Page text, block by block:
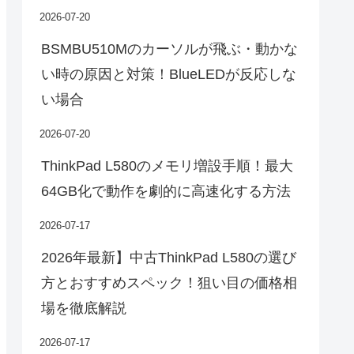
2026-07-20
BSMBU510Mのカーソルが飛ぶ・動かな
い時の原因と対策！BlueLEDが反応しな
い場合
2026-07-20
ThinkPad L580のメモリ増設手順！最大
64GB化で動作を劇的に高速化する方法
2026-07-17
2026年最新】中古ThinkPad L580の選び
方とおすすめスペック！狙い目の価格相
場を徹底解説
2026-07-17